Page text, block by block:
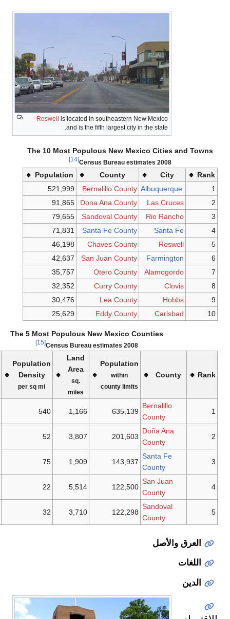
Roswellis located in southeastern New Mexico
and is the fifth largest city in the state.
The 10 Most Populous New Mexico Cities
City
County
Population
Albuquerque
Bernalillo County
521,999
Las Cruces
Dona Ana County
91,865
Rio Rancho
Sandoval County
79,655
Santa Fe
Santa Fe County
71,831
Roswell
Chaves County
46,198
Farmington
San Juan County
42,637
Alamogordo
Otero County
35,757
Clovis
Curry County
32,352
Hobbs
Lea County
30,476
Carlsbad
Eddy County
25,629
The 5 Most Populous New Mexico Counties
County
within
Largest
1,166
540
Albuquerque
3,807
Las Cruces
1,909
75
Santa Fe
5,514
22
Farmington
3,710
32
Rio Rancho
والأصل